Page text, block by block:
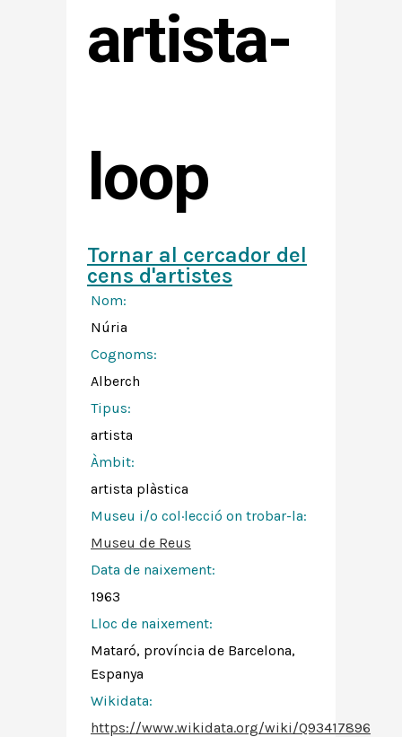
artista-
loop
Tornar al cercador del
cens d'artistes
Nom:
Núria
Cognoms:
Alberch
Tipus:
artista
Àmbit:
artista plàstica
Museu i/o col·lecció on trobar-la:
Museu de Reus
Data de naixement:
1963
Lloc de naixement:
Mataró, província de Barcelona,
Espanya
Wikidata:
https://www.wikidata.org/wiki/Q93417896